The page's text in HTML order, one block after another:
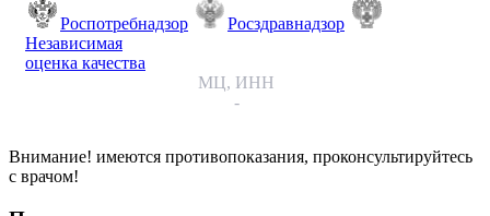
Роспотребнадзор
Росздравнадзор
Независимая
оценка качества
МЦ, ИНН
-
Внимание! имеются противопоказания, проконсультируйтесь
с врачом!